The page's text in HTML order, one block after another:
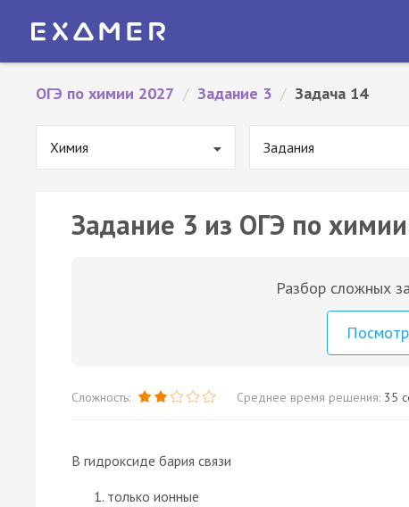
ОГЭ по химии 2027 / Задание 3 / Задача 14
Химия Задания
Задание 3 из ОГЭ по
Разбор сложных
Сложность: Среднее время решения: 35
В гидроксиде бария связи
только ионные